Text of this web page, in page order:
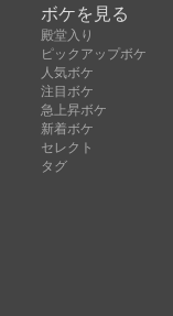
ボケを見る
殿堂入り
ピックアップボケ
人気ボケ
注目ボケ
急上昇ボケ
新着ボケ
セレクト
タグ